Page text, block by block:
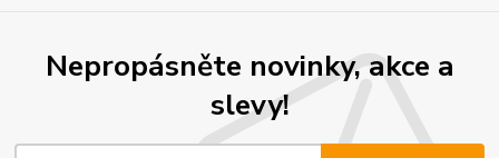
Nepropásněte novinky, akce a
slevy!